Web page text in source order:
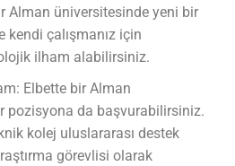
Alman üniversitesinde yeni bir
çalışmanız için
ilham alabilirsiniz.
Elbette bir Alman
pozisyona da başvurabilirsiniz.
kolej uluslararası destek
görevlisi olarak